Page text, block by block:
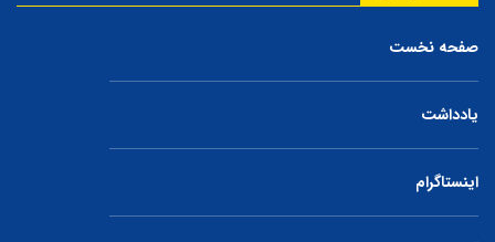
صفحه نخست
یادداشت
اینستاگرام